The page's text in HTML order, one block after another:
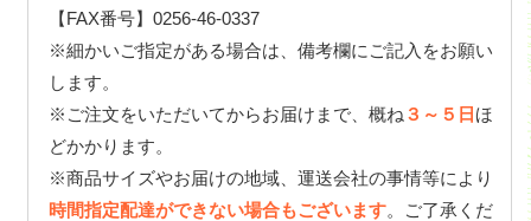
【FAX番号】0256-46-0337
※細かいご指定がある場合は、備考欄にご記入をお願い
します。
※ご注文をいただいてからお届けまで、概ね ３～５日ほ
どかかります。
※商品サイズやお届けの地域、運送会社の事情等により
時間指定配達ができない場合もございます。ご了承くだ